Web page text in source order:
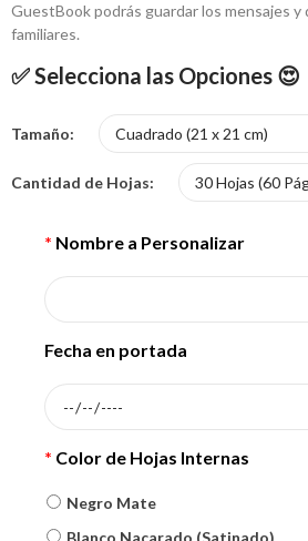
GuestBook podrás guardar los mensajes y
familiares.
✅ Selecciona las Opciones 😍
Tamaño
Cantidad de Hojas
* Nombre a Personalizar
Fecha en portada
* Color de Hojas Internas
Negro Mate
Blanco Nacarado (Satinado)